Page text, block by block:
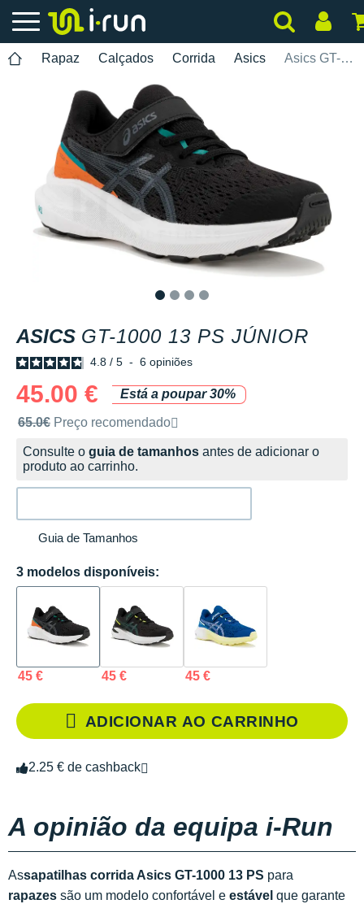
Rapaz Calçados Corrida Asics Asics GT-1000 13 PS Júnior
ASICS GT-1000 13 PS JÚNIOR
4.8 / 5 - 6 opiniões
45.00 €
Está a poupar 30%
Preço de venda recomendado pela marca
65.0€ Preço recomendado
Consulte o guia de tamanhos antes de adicionar o
produto ao carrinho.
Guia de Tamanhos
3 modelos disponíveis:
45 € 45 € 45 €
ADICIONAR AO CARRINHO
2.25 € de cashback
A opinião da equipa i-Run
Assapatilhas corrida Asics GT-1000 13 PS para
rapazes são um modelo confortável e estável que garante